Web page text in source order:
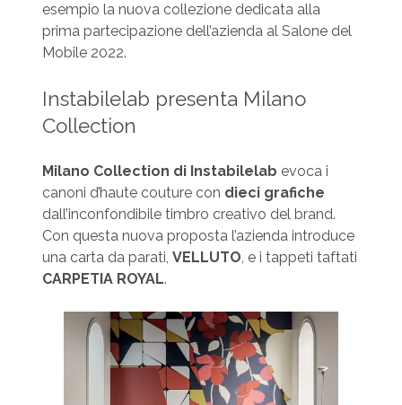
esempio la nuova collezione dedicata alla
prima partecipazione dell’azienda al Salone del
Mobile 2022.
Instabilelab presenta Milano
Collection
Milano Collection di Instabilelab evoca i
canoni d’haute couture con dieci grafiche
dall’inconfondibile timbro creativo del brand.
Con questa nuova proposta l’azienda introduce
una carta da parati, VELLUTO, e i tappeti taftati
CARPETIA ROYAL.